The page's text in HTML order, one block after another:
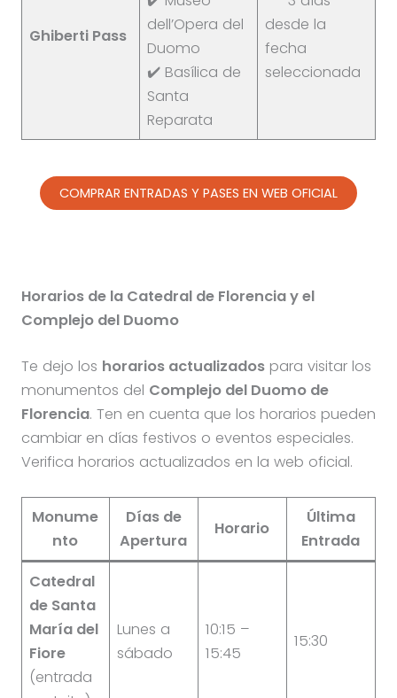
Ghiberti Pass
dell’Opera del
Duomo
✔️ Basílica de
Santa
Reparata
desde la
fecha
seleccionada
COMPRAR ENTRADAS Y PASES EN WEB OFICIAL
Horarios de la Catedral de Florencia y el
Complejo del Duomo
Te dejo los horarios actualizadospara visitar los
monumentos del Complejo del Duomo de
Florencia. Ten en cuenta que los horarios pueden
cambiar en días festivos o eventos especiales.
Verifica horarios actualizados en la web oficial.
Monume
nto
Días de
Apertura
Horario
Última
Entrada
Catedral
de Santa
María del
Fiore
(entrada
Lunes a
sábado
10:15 –
15:45
15:30